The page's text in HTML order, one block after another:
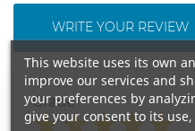
WRITE YOUR REVIEW
Grade
This website uses its own
improve our services and
your preferences by
give your consent to its